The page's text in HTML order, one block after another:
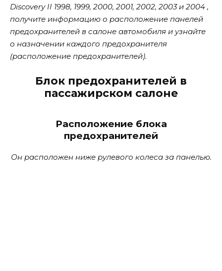
Discovery II 1998, 1999, 2000, 2001, 2002, 2003 и 2004 ,
получите информацию о расположение панелей
предохранителей в салоне автомобиля и узнайте
о назначении каждого предохранителя
(расположение предохранителей).
Блок предохранителей в
пассажирском салоне
Расположение блока
предохранителей
Он расположен ниже рулевого колеса за панелью.